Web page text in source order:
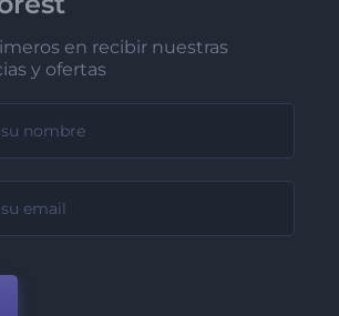
en recibir nuestras
y ofertas